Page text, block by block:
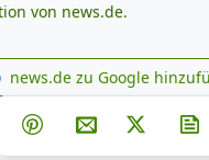
von news.de.
news.de
news.de zu Google
Teilen auf Facebook
Teilen aufTeilen
Teilen auf Pinterest
Per E-MailPost auf